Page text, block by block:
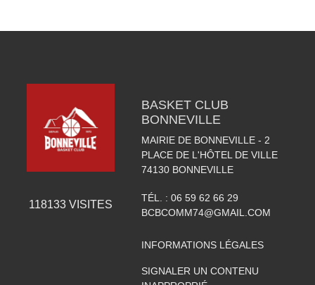
118133VISITES
BASKET CLUB
BONNEVILLE
MAIRIE DE BONNEVILLE - 2
PLACE DE L'HÔTEL DE VILLE
74130 BONNEVILLE
TÉL. : 06 59 62 66 29
BCBCOMM74@GMAIL.COM
INFORMATIONS LÉGALES
SIGNALER UN CONTENU